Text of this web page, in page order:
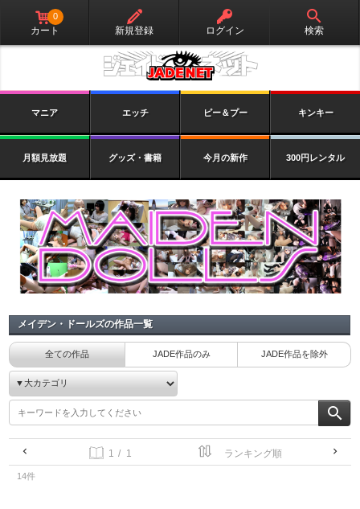
カート
0
新規登録 ログイン 検索
マニア エッチ ピー＆プー キンキー
月額見放題 グッズ・書籍 今月の新作 300円レンタル
メイデン・ドールズの作品一覧
全ての作品 JADE作品のみ JADE作品を除外
/ 1
14件